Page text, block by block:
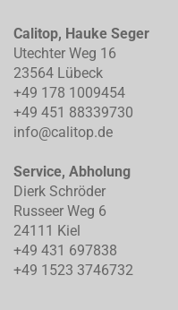
Calitop, Hauke Seger
Utechter Weg 16
23564 Lübeck
+49 178 1009454
+49 451 88339730
info@calitop.de
Service, Abholung
Dierk Schröder
Russeer Weg 6
24111 Kiel
+49 431 697838
+49 1523 3746732